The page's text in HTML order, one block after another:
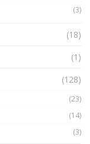
(3)
(18)
(1)
(128)
(23)
(14)
(3)